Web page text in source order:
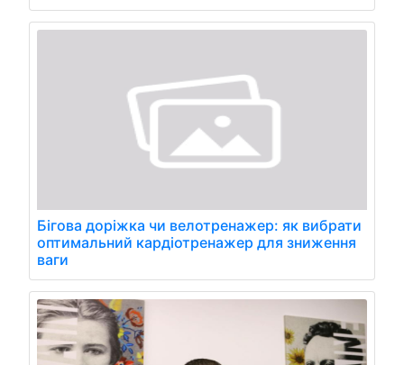
Бігова доріжка чи велотренажер: як вибрати
оптимальний кардіотренажер для зниження
ваги